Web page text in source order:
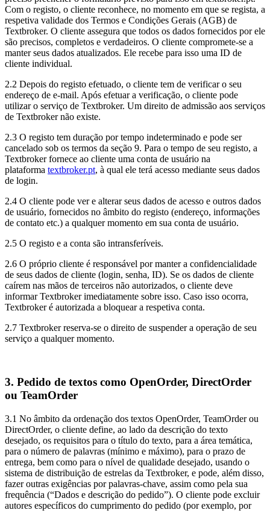
Com o registo, o cliente reconhece, no momento em que se regista, a
respetiva validade dos Termos e Condições Gerais (AGB) de
Textbroker. O cliente assegura que todos os dados fornecidos por ele
são precisos, completos e verdadeiros. O cliente compromete-se a
manter seus dados atualizados. Ele recebe para isso uma ID de
cliente individual.
2.2 Depois do registo efetuado, o cliente tem de verificar o seu
endereço de e-mail. Após efetuar a verificação, o cliente pode
utilizar o serviço de Textbroker. Um direito de admissão aos serviços
de Textbroker não existe.
2.3 O registo tem duração por tempo indeterminado e pode ser
cancelado sob os termos da seção 9. Para o tempo de seu registo, a
Textbroker fornece ao cliente uma conta de usuário na
plataforma textbroker.pt, à qual ele terá acesso mediante seus dados
de login.
2.4 O cliente pode ver e alterar seus dados de acesso e outros dados
de usuário, fornecidos no âmbito do registo (endereço, informações
de contato etc.) a qualquer momento em sua conta de usuário.
2.5 O registo e a conta são intransferíveis.
2.6 O próprio cliente é responsável por manter a confidencialidade
de seus dados de cliente (login, senha, ID). Se os dados de cliente
caírem nas mãos de terceiros não autorizados, o cliente deve
informar Textbroker imediatamente sobre isso. Caso isso ocorra,
Textbroker é autorizada a bloquear a respetiva conta.
2.7 Textbroker reserva-se o direito de suspender a operação de seu
serviço a qualquer momento.
3. Pedido de textos como OpenOrder, DirectOrder
ou TeamOrder
3.1 No âmbito da ordenação dos textos OpenOrder, TeamOrder ou
DirectOrder, o cliente define, ao lado da descrição do texto
desejado, os requisitos para o título do texto, para a área temática,
para o número de palavras (mínimo e máximo), para o prazo de
entrega, bem como para o nível de qualidade desejado, usando o
sistema de distribuição de estrelas da Textbroker, e pode, além disso,
fazer outras exigências por palavras-chave, assim como pela sua
frequência (“Dados e descrição do pedido”). O cliente pode excluir
autores específicos do cumprimento do pedido (por exemplo, por